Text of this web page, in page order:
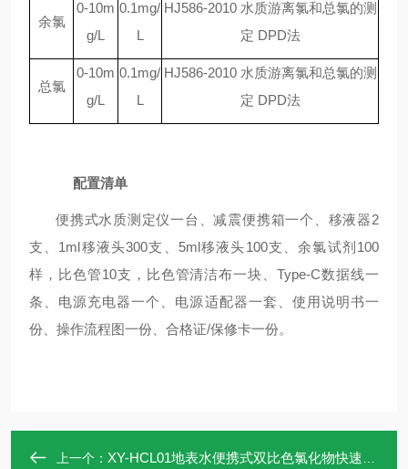
余氯
0-10m
g/L
0.1mg/
L
HJ586-2010 水质游离氯和总氯的测
定 DPD法
总氯
0-10m
g/L
0.1mg/
L
HJ586-2010 水质游离氯和总氯的测
定 DPD法
配置清单
便携式水质测定仪一台、减震便携箱一个、移液器2
支、1ml移液头300支、5ml移液头100支、余氯试剂100
样，比色管10支，比色管清洁布一块、Type-C数据线一
条、电源充电器一个、电源适配器一套、使用说明书一
份、操作流程图一份、合格证/保修卡一份。
上一个： XY-HCL01地表水便携式双比色氯化物快速测定仪